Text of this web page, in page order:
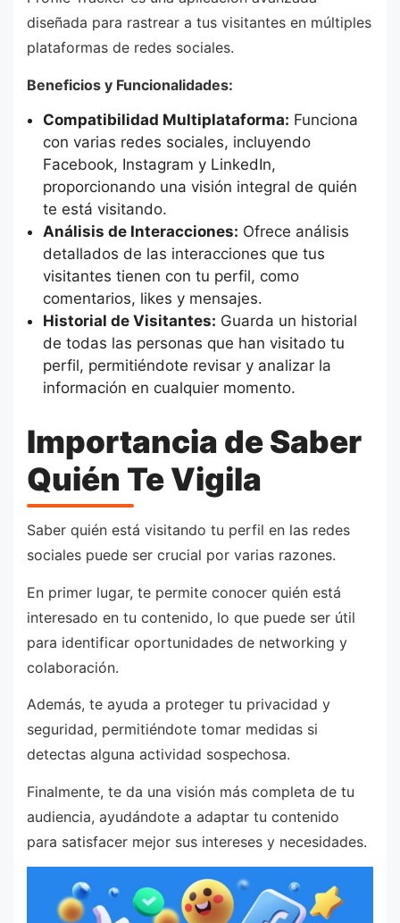
diseñada para rastrear a tus visitantes en múltiples
plataformas de redes sociales.
Beneficios y Funcionalidades:
Compatibilidad Multiplataforma: Funciona
con varias redes sociales, incluyendo
Facebook, Instagram y LinkedIn,
proporcionando una visión integral de quién
te está visitando.
Análisis de Interacciones: Ofrece análisis
detallados de las interacciones que tus
visitantes tienen con tu perfil, como
comentarios, likes y mensajes.
Historial de Visitantes: Guarda un historial
de todas las personas que han visitado tu
perfil, permitiéndote revisar y analizar la
información en cualquier momento.
Importancia de Saber
Quién Te Vigila
Saber quién está visitando tu perfil en las redes
sociales puede ser crucial por varias razones.
En primer lugar, te permite conocer quién está
interesado en tu contenido, lo que puede ser útil
para identificar oportunidades de networking y
colaboración.
Además, te ayuda a proteger tu privacidad y
seguridad, permitiéndote tomar medidas si
detectas alguna actividad sospechosa.
Finalmente, te da una visión más completa de tu
audiencia, ayudándote a adaptar tu contenido
para satisfacer mejor sus intereses y necesidades.